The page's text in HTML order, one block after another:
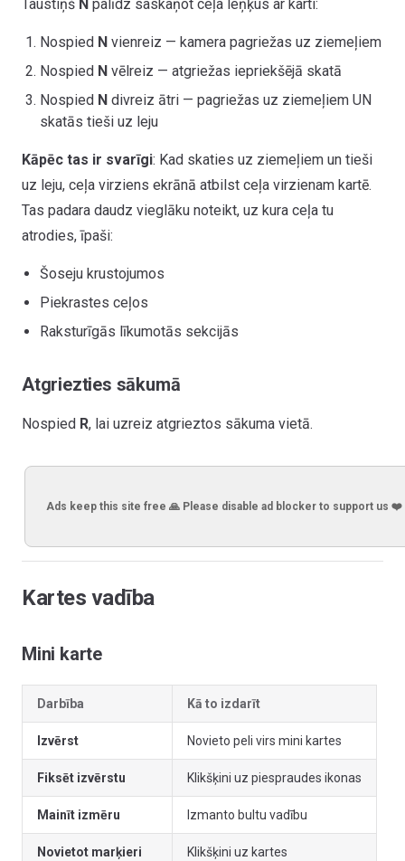
Taustiņš N palīdz saskaņot ceļa leņķus ar karti:
Nospied N vienreiz — kamera pagriežas uz ziemeļiem
Nospied N vēlreiz — atgriežas iepriekšējā skatā
Nospied N divreiz ātri — pagriežas uz ziemeļiem UN
skatās tieši uz leju
Kāpēc tas ir svarīgi: Kad skaties uz ziemeļiem un tieši
uz leju, ceļa virziens ekrānā atbilst ceļa virzienam kartē.
Tas padara daudz vieglāku noteikt, uz kura ceļa tu
atrodies, īpaši:
Šoseju krustojumos
Piekrastes ceļos
Raksturīgās līkumotās sekcijās
Atgriezties sākumā
Nospied R, lai uzreiz atgrieztos sākuma vietā.
Ads keep this site free 🙏 Please disable ad blocker to support us ❤️
Kartes vadība
Mini karte
Darbība Kā to izdarīt
Izvērst Novieto peli virs mini kartes
Fiksēt izvērstu Klikšķini uz piespraudes ikonas
Mainīt izmēru Izmanto bultu vadību
Novietot marķieri Klikšķini uz kartes